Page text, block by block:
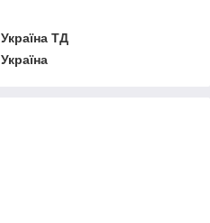
Україна ТД
Україна